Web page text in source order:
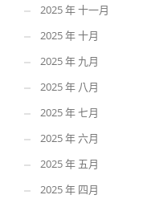
2025 年 十一月
2025 年 十月
2025 年 九月
2025 年 八月
2025 年 七月
2025 年 六月
2025 年 五月
2025 年 四月